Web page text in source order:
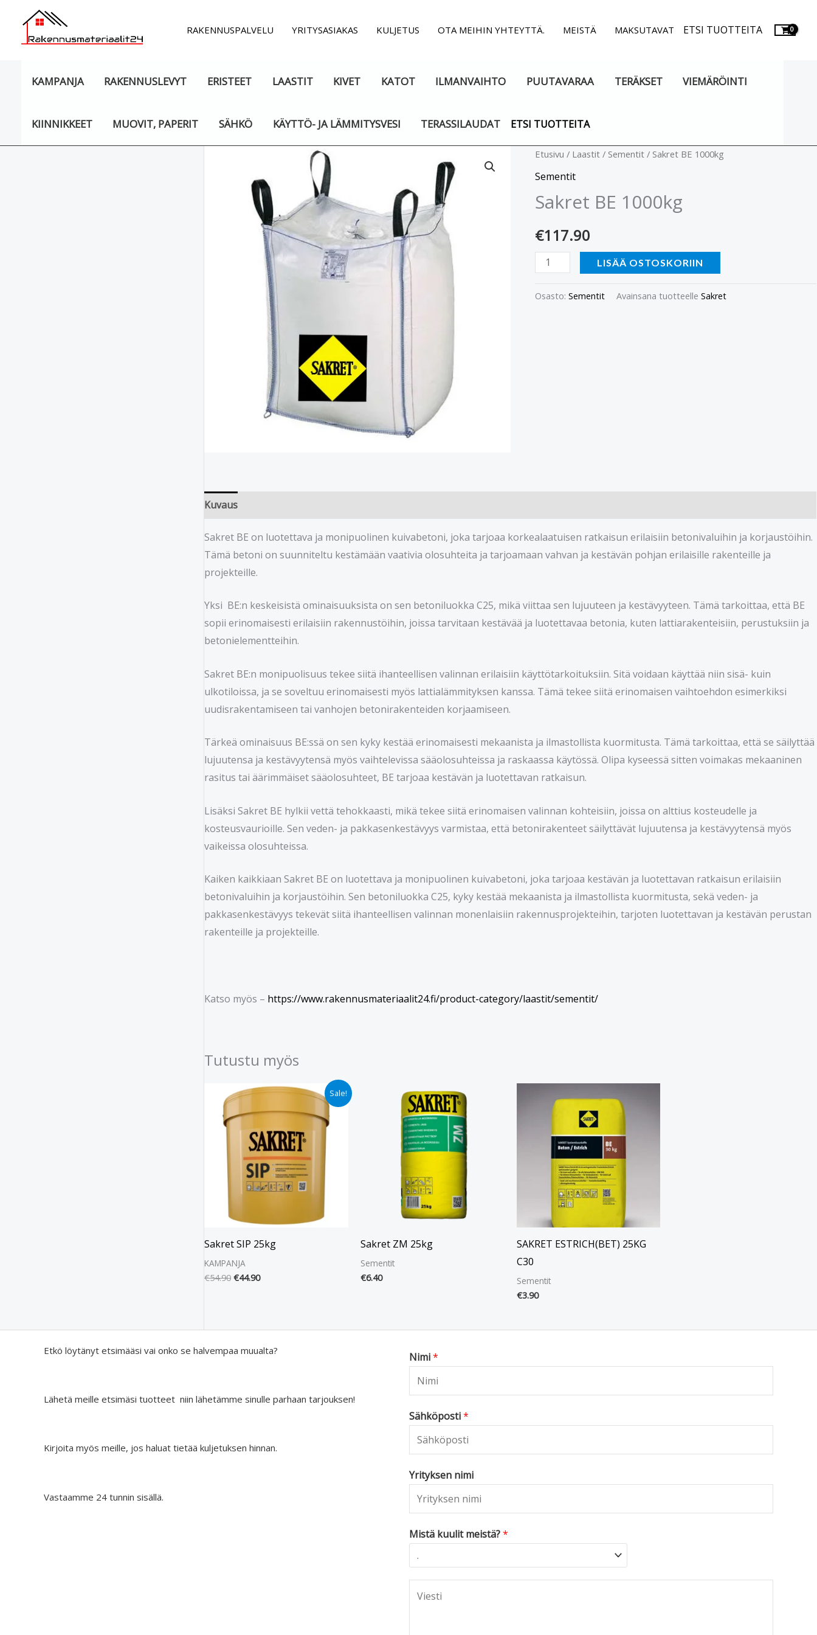
sisältöön
RAKENNUSPALVELU YRITYSASIAKAS KULJETUS OTA MEIHIN YHTEYTTÄ. MEISTÄ MAKSUTAVAT ETSI TUOTTEITA
KAMPANJA RAKENNUSLEVYT ERISTEET LAASTIT KIVET KATOT ILMANVAIHTO PUUTAVARAA TERÄKSET VIEMÄRÖINTI
KIINNIKKEET MUOVIT, PAPERIT SÄHKÖ KÄYTTÖ- JA LÄMMITYSVESI TERASSILAUDAT ETSI TUOTTEITA
Etusivu / Laastit/ Sementit/ Sakret BE 1000kg
Sementit
Sakret BE 1000kg
€117.90
Sakret
BE
määrä
LISÄÄ OSTOSKORIIN
Osasto: Sementit Avainsana tuotteelle Sakret
Kuvaus
Sakret BE on luotettava ja monipuolinen kuivabetoni, joka tarjoaa korkealaatuisen ratkaisun erilaisiin betonivaluihin ja korjaustöihin.
Tämä betoni on suunniteltu kestämään vaativia olosuhteita ja tarjoamaan vahvan ja kestävän pohjan erilaisille rakenteille ja
projekteille.
Yksi BE:n keskeisistä ominaisuuksista on sen betoniluokka C25, mikä viittaa sen lujuuteen ja kestävyyteen. Tämä tarkoittaa, että BE
sopii erinomaisesti erilaisiin rakennustöihin, joissa tarvitaan kestävää ja luotettavaa betonia, kuten lattiarakenteisiin, perustuksiin ja
betonielementteihin.
Sakret BE:n monipuolisuus tekee siitä ihanteellisen valinnan erilaisiin käyttötarkoituksiin. Sitä voidaan käyttää niin sisä- kuin
ulkotiloissa, ja se soveltuu erinomaisesti myös lattialämmityksen kanssa. Tämä tekee siitä erinomaisen vaihtoehdon esimerkiksi
uudisrakentamiseen tai vanhojen betonirakenteiden korjaamiseen.
Tärkeä ominaisuus BE:ssä on sen kyky kestää erinomaisesti mekaanista ja ilmastollista kuormitusta. Tämä tarkoittaa, että se säilyttää
lujuutensa ja kestävyytensä myös vaihtelevissa sääolosuhteissa ja raskaassa käytössä. Olipa kyseessä sitten voimakas mekaaninen
rasitus tai äärimmäiset sääolosuhteet, BE tarjoaa kestävän ja luotettavan ratkaisun.
Lisäksi Sakret BE hylkii vettä tehokkaasti, mikä tekee siitä erinomaisen valinnan kohteisiin, joissa on alttius kosteudelle ja
kosteusvaurioille. Sen veden- ja pakkasenkestävyys varmistaa, että betonirakenteet säilyttävät lujuutensa ja kestävyytensä myös
vaikeissa olosuhteissa.
Kaiken kaikkiaan Sakret BE on luotettava ja monipuolinen kuivabetoni, joka tarjoaa kestävän ja luotettavan ratkaisun erilaisiin
betonivaluihin ja korjaustöihin. Sen betoniluokka C25, kyky kestää mekaanista ja ilmastollista kuormitusta, sekä veden- ja
pakkasenkestävyys tekevät siitä ihanteellisen valinnan monenlaisiin rakennusprojekteihin, tarjoten luotettavan ja kestävän perustan
rakenteille ja projekteille.
Katso myös – https://www.rakennusmateriaalit24.fi/product-category/laastit/sementit/
Tutustu myös
Sale!
Sakret SIP 25kg
KAMPANJA
€54.90
Alkuperäinen
hinta
€54.90.
€44.90
Nykyinen
on:
Sakret ZM 25kg
Sementit
€6.40
SAKRET ESTRICH(BET) 25KG
C30
Sementit
€3.90
Etkö löytänyt etsimääsi vai onko se halvempaa muualta?
Lähetä meille etsimäsi tuotteet niin lähetämme sinulle parhaan tarjouksen!
Kirjoita myös meille, jos haluat tietää kuljetuksen hinnan.
Vastaamme 24 tunnin sisällä.
Nimi*
Sähköposti*
Yrityksen nimi
Mistä kuulit meistä?*